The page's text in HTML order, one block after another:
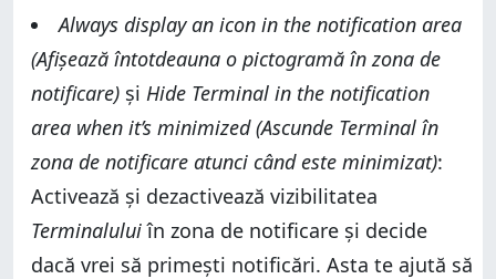
Always display an icon in the notification area
(Afișează întotdeauna o pictogramă în zona de
notificare) și Hide Terminal in the notification
area when it’s minimized (Ascunde Terminal în
zona de notificare atunci când este minimizat):
Activează și dezactivează vizibilitatea
Terminaluluiîn zona de notificare și decide
dacă vrei să primești notificări. Asta te ajută să